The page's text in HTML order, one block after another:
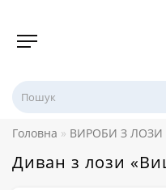
Головна ВИРОБИ З ЛОЗИ
Диван з лози